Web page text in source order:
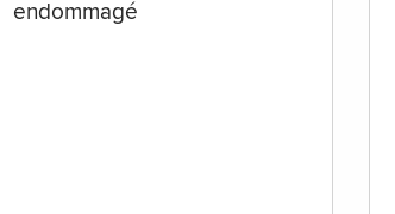
endommagé